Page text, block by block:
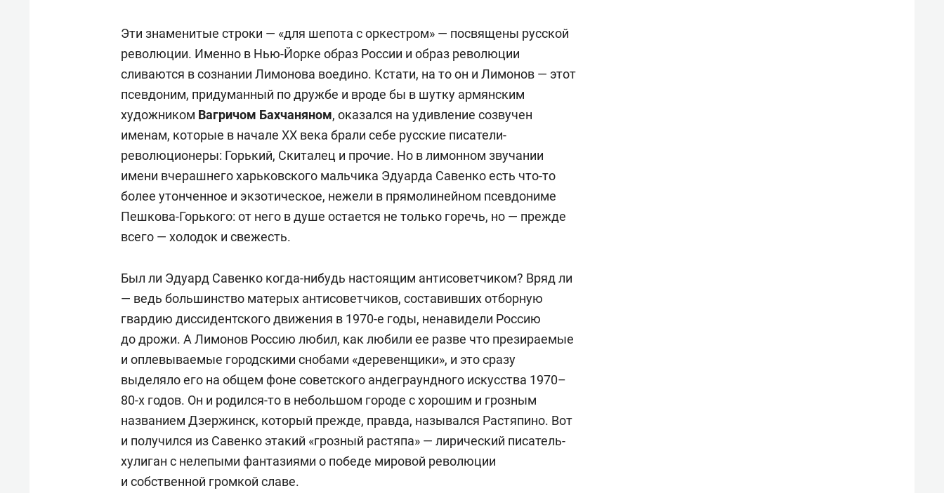
Эти знаменитые строки — «для шепота с оркестром» — посвящены русской
революции. Именно в Нью-Йорке образ России и образ революции
сливаются в сознании Лимонова воедино. Кстати, на то он и Лимонов — этот
псевдоним, придуманный по дружбе и вроде бы в шутку армянским
художником Вагричом Бахчаняном, оказался на удивление созвучен
именам, которые в начале XX века брали себе русские писатели-
революционеры: Горький, Скиталец и прочие. Но в лимонном звучании
имени вчерашнего харьковского мальчика Эдуарда Савенко есть что-то
более утонченное и экзотическое, нежели в прямолинейном псевдониме
Пешкова-Горького: от него в душе остается не только горечь, но — прежде
всего — холодок и свежесть.
Был ли Эдуард Савенко когда-нибудь настоящим антисоветчиком? Вряд ли
— ведь большинство матерых антисоветчиков, составивших отборную
гвардию диссидентского движения в 1970-е годы, ненавидели Россию
до дрожи. А Лимонов Россию любил, как любили ее разве что презираемые
и оплевываемые городскими снобами «деревенщики», и это сразу
выделяло его на общем фоне советского андеграундного искусства 1970–
80-х годов. Он и родился-то в небольшом городе с хорошим и грозным
названием Дзержинск, который прежде, правда, назывался Растяпино. Вот
и получился из Савенко этакий «грозный растяпа» — лирический писатель-
хулиган с нелепыми фантазиями о победе мировой революции
и собственной громкой славе.